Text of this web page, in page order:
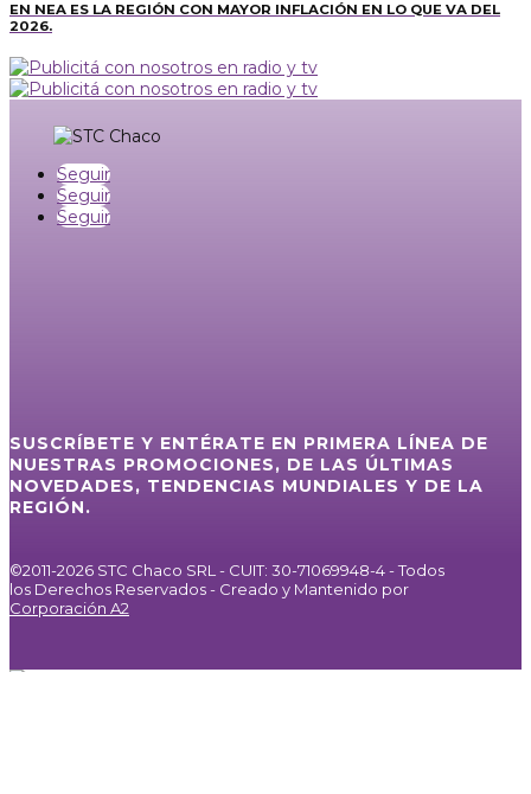
EN NEA ES LA REGIÓN CON MAYOR INFLACIÓN EN LO QUE VA DEL
2026.
Seguir
Seguir
Seguir
SUSCRÍBETE Y ENTÉRATE EN PRIMERA LÍNEA DE
NUESTRAS PROMOCIONES, DE LAS ÚLTIMAS
NOVEDADES, TENDENCIAS MUNDIALES Y DE LA
REGIÓN.
©2011-2026 STC Chaco SRL - CUIT: 30-71069948-4 - Todos
los Derechos Reservados - Creado y Mantenido por
Corporación A2